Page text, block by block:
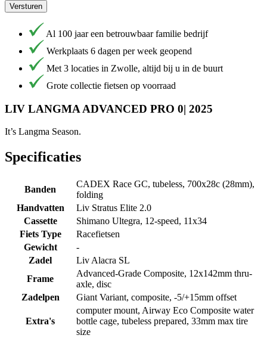
Versturen
Al 100 jaar een betrouwbaar familie bedrijf
Werkplaats 6 dagen per week geopend
Met 3 locaties in Zwolle, altijd bij u in de buurt
Grote collectie fietsen op voorraad
LIV LANGMA ADVANCED PRO 0| 2025
It’s Langma Season.
Specificaties
Banden
CADEX Race GC, tubeless, 700x28c (28mm),
folding
Handvatten
Liv Stratus Elite 2.0
Cassette
Shimano Ultegra, 12-speed, 11x34
Fiets Type
Racefietsen
Gewicht
-
Zadel
Liv Alacra SL
Frame
Advanced-Grade Composite, 12x142mm thru-
axle, disc
Zadelpen
Giant Variant, composite, -5/+15mm offset
Extra's
computer mount, Airway Eco Composite water
bottle cage, tubeless prepared, 33mm max tire
size